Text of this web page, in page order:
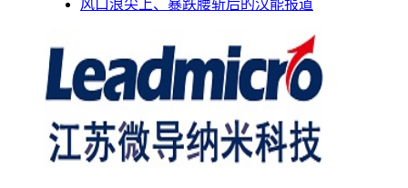
风口浪尖上、暴跌腰斩后的汉能报道